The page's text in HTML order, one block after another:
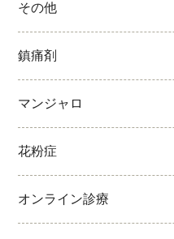
その他
鎮痛剤
マンジャロ
花粉症
オンライン診療